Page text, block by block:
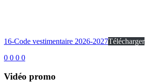
16-Code vestimentaire 2026-2027Télécharger
0 0 0 0
Vidéo promo